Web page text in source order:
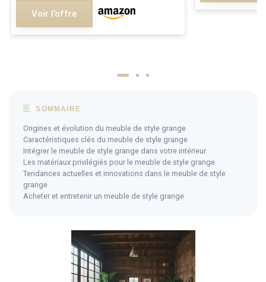
Voir l'offre
SOMMAIRE
Origines et évolution du meuble de style grange
Caractéristiques clés du meuble de style grange
Intégrer le meuble de style grange dans votre intérieur
Les matériaux privilégiés pour le meuble de style grange
Tendances actuelles et innovations dans le meuble de style
grange
Acheter et entretenir un meuble de style grange